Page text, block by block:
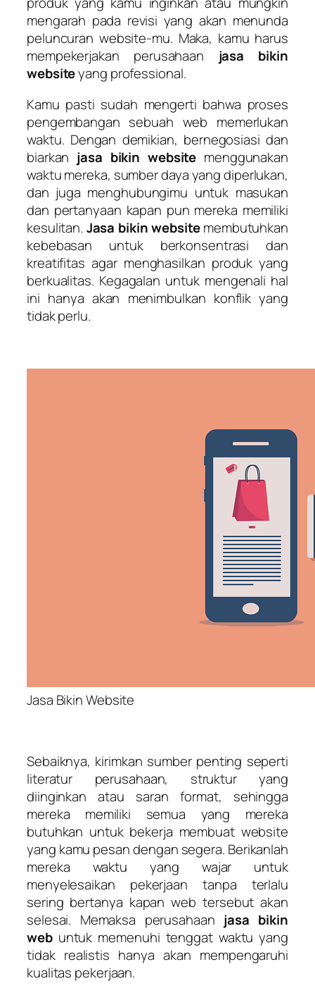
mengarah pada revisi yang akan menunda
peluncuran website-mu. Maka, kamu harus
mempekerjakan perusahaan jasa bikin
websiteyang professional.
Kamu pasti sudah mengerti bahwa proses
pengembangan sebuah web memerlukan
waktu. Dengan demikian, bernegosiasi dan
biarkan jasa bikin website menggunakan
waktu mereka, sumber daya yang diperlukan,
dan juga menghubungimu untuk masukan
dan pertanyaan kapan pun mereka memiliki
kesulitan. Jasa bikin websitemembutuhkan
kebebasan untuk berkonsentrasi dan
kreatifitas agar menghasilkan produk yang
berkualitas. Kegagalan untuk mengenali hal
ini hanya akan menimbulkan konflik yang
tidak perlu.
Jasa Bikin Website
Sebaiknya, kirimkan sumber penting seperti
literatur perusahaan, struktur yang
diinginkan atau saran format, sehingga
mereka memiliki semua yang mereka
butuhkan untuk bekerja membuat website
yang kamu pesan dengan segera. Berikanlah
mereka waktu yang wajar untuk
menyelesaikan pekerjaan tanpa terlalu
sering bertanya kapan web tersebut akan
selesai. Memaksa perusahaan jasa bikin
webuntuk memenuhi tenggat waktu yang
tidak realistis hanya akan mempengaruhi
kualitas pekerjaan.